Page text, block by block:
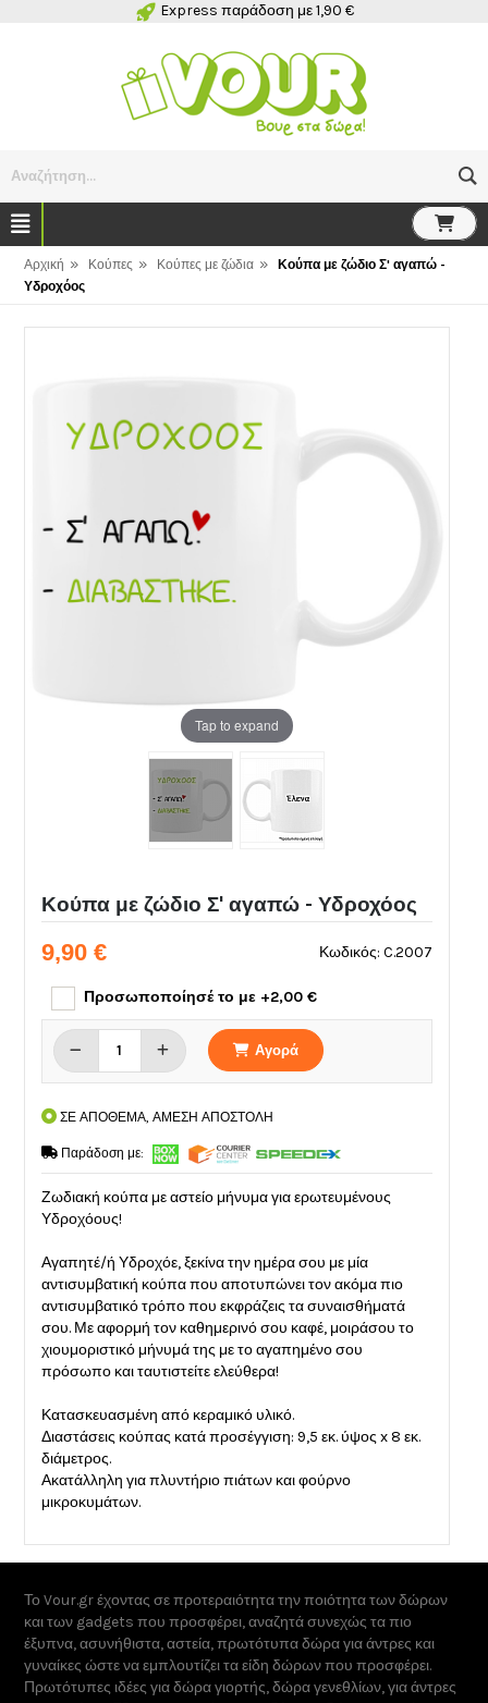
Express παράδοση με 1,90 €
Αναζήτηση...
Αρχική » Κούπες » Κούπες με ζώδια »
Κούπα με ζώδιο Σ' αγαπώ -
Υδροχόος
Tap to expand
Κούπα με ζώδιο Σ' αγαπώ - Υδροχόος
Κωδικός: C.2007
9,90 €
Προσωποποίησέ το με +2,00 €
Αγορά
ΣΕ ΑΠΟΘΕΜΑ, ΑΜΕΣΗ ΑΠΟΣΤΟΛΗ
Παράδοση με:
Ζωδιακή κούπα με αστείο μήνυμα για ερωτευμένους
Υδροχόους!
Αγαπητέ/ή Υδροχόε, ξεκίνα την ημέρα σου με μία
αντισυμβατική κούπα που αποτυπώνει τον ακόμα πιο
αντισυμβατικό τρόπο που εκφράζεις τα συναισθήματά
σου. Με αφορμή τον καθημερινό σου καφέ, μοιράσου το
χιουμοριστικό μήνυμά της με το αγαπημένο σου
πρόσωπο και ταυτιστείτε ελεύθερα!
Κατασκευασμένη από κεραμικό υλικό.
Διαστάσεις κούπας κατά προσέγγιση: 9,5 εκ. ύψος x 8 εκ.
διάμετρος.
Ακατάλληλη για πλυντήριο πιάτων και φούρνο
μικροκυμάτων.
Το Vour.gr έχοντας σε προτεραιότητα την ποιότητα των δώρων
και των gadgets που προσφέρει, αναζητά συνεχώς τα πιο
έξυπνα, ασυνήθιστα, αστεία, πρωτότυπα δώρα για άντρες και
γυναίκες ώστε να εμπλουτίζει τα είδη δώρων που προσφέρει.
Πρωτότυπες ιδέες για δώρα γιορτής, δώρα γενεθλίων, για άντρες